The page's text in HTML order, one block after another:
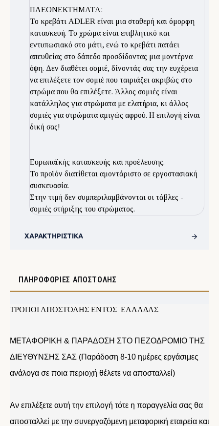
ΠΛΕΟΝΕΚΤΗΜΑΤΑ:
Το κρεβάτι ADLER είναι μια σταθερή και όμορφη
κατασκευή. Το χρώμα είναι επιβλητικό και
εντυπωσιακό στο μάτι, ενώ το κρεβάτι πατάει
απευθείας στο δάπεδο προσδίδοντας μια μοντέρνα
όψη. Δεν διαθέτει σομιέ, δίνοντάς σας την ευχέρεια
να επιλέξετε τον σομιέ που ταιριάζει ακριβώς στο
στρώμα που θα επιλέξετε. Άλλος σομιές είναι
κατάλληλος για στρώματα με ελατήρια, κι άλλος
σομιές για στρώματα αμιγώς αφρού. Η επιλογή είναι
δική σας!
Ευρωπαϊκής κατασκευής και προέλευσης.
Το προϊόν διατίθεται αμοντάριστο σε εργοστασιακή
συσκευασία.
Στην τιμή δεν συμπεριλαμβάνονται οι τάβλες -
σομιές στήριξης του στρώματος.
ΧΑΡΑΚΤΗΡΙΣΤΙΚΆ
ΠΛΗΡΟΦΟΡΊΕΣ ΑΠΟΣΤΟΛΉΣ
ΤΡΟΠΟΙ ΑΠΟΣΤΟΛΗΣ ΕΝΤΟΣ ΕΛΛΑΔΑΣ
ΜΕΤΑΦΟΡΙΚΗ & ΠΑΡΑΔΟΣΗ ΣΤΟ ΠΕΖΟΔΡΟΜΙΟ ΤΗΣ
ΔΙΕΥΘΥΝΣΗΣ ΣΑΣ (Παράδοση 8-10 ημέρες εργάσιμες
ανάλογα σε ποια περιοχή θέλετε να αποσταλλεί)
Αν επιλέξετε αυτή την επιλογή τότε η παραγγελία σας θα
αποσταλλεί με την συνεργαζόμενη μεταφορική εταιρεία και